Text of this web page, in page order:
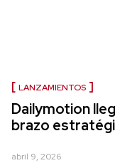
LANZAMIENTOS
Dailymotion
brazo
abril 9, 2026